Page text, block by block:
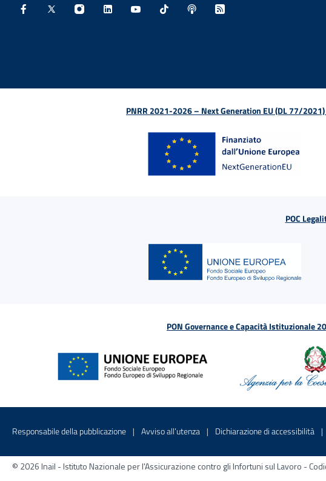
PNRR 2021-2026 – Next Generation EU (DL 77/
POC
PON Governance e Capacità Istituzionale
Menu di servizio
Responsabile della pubblicazione Sito interno - Apre in una nuova finestra
Avviso all’utenza Sito interno - Apre in una nuova
Dichiarazione di accessibilità
© 2026 Inail - Istituto Nazionale per l'Assicurazione contro gli Infortuni sul Lavoro -